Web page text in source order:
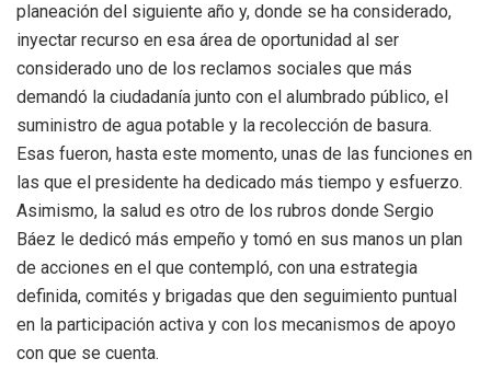
planeación del siguiente año y, donde se ha considerado,
inyectar recurso en esa área de oportunidad al ser
considerado uno de los reclamos sociales que más
demandó la ciudadanía junto con el alumbrado público, el
suministro de agua potable y la recolección de basura.
Esas fueron, hasta este momento, unas de las funciones en
las que el presidente ha dedicado más tiempo y esfuerzo.
Asimismo, la salud es otro de los rubros donde Sergio
Báez le dedicó más empeño y tomó en sus manos un plan
de acciones en el que contempló, con una estrategia
definida, comités y brigadas que den seguimiento puntual
en la participación activa y con los mecanismos de apoyo
con que se cuenta.